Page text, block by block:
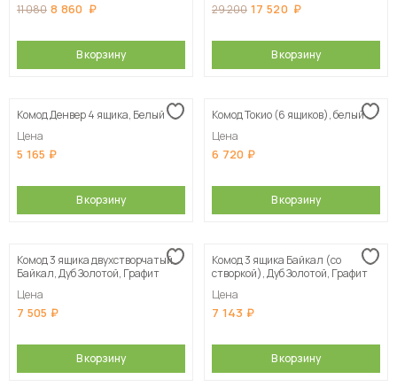
11 080 8 860
В корзину
29 200 17 520
В корзину
Комод Денвер 4 ящика, Белый
Цена
5 165
В корзину
Комод Токио (6 ящиков), белый
Цена
6 720
В корзину
Комод 3 ящика двухстворчатый
Байкал, Дуб Золотой, Графит
Цена
7 505
В корзину
Комод 3 ящика Байкал (со
створкой), Дуб Золотой, Графит
Цена
7 143
В корзину